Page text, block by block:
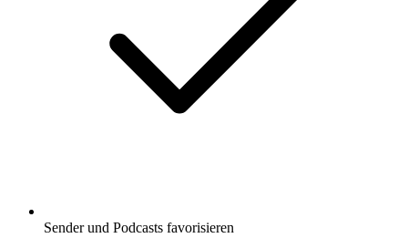
Sender und Podcasts favorisieren